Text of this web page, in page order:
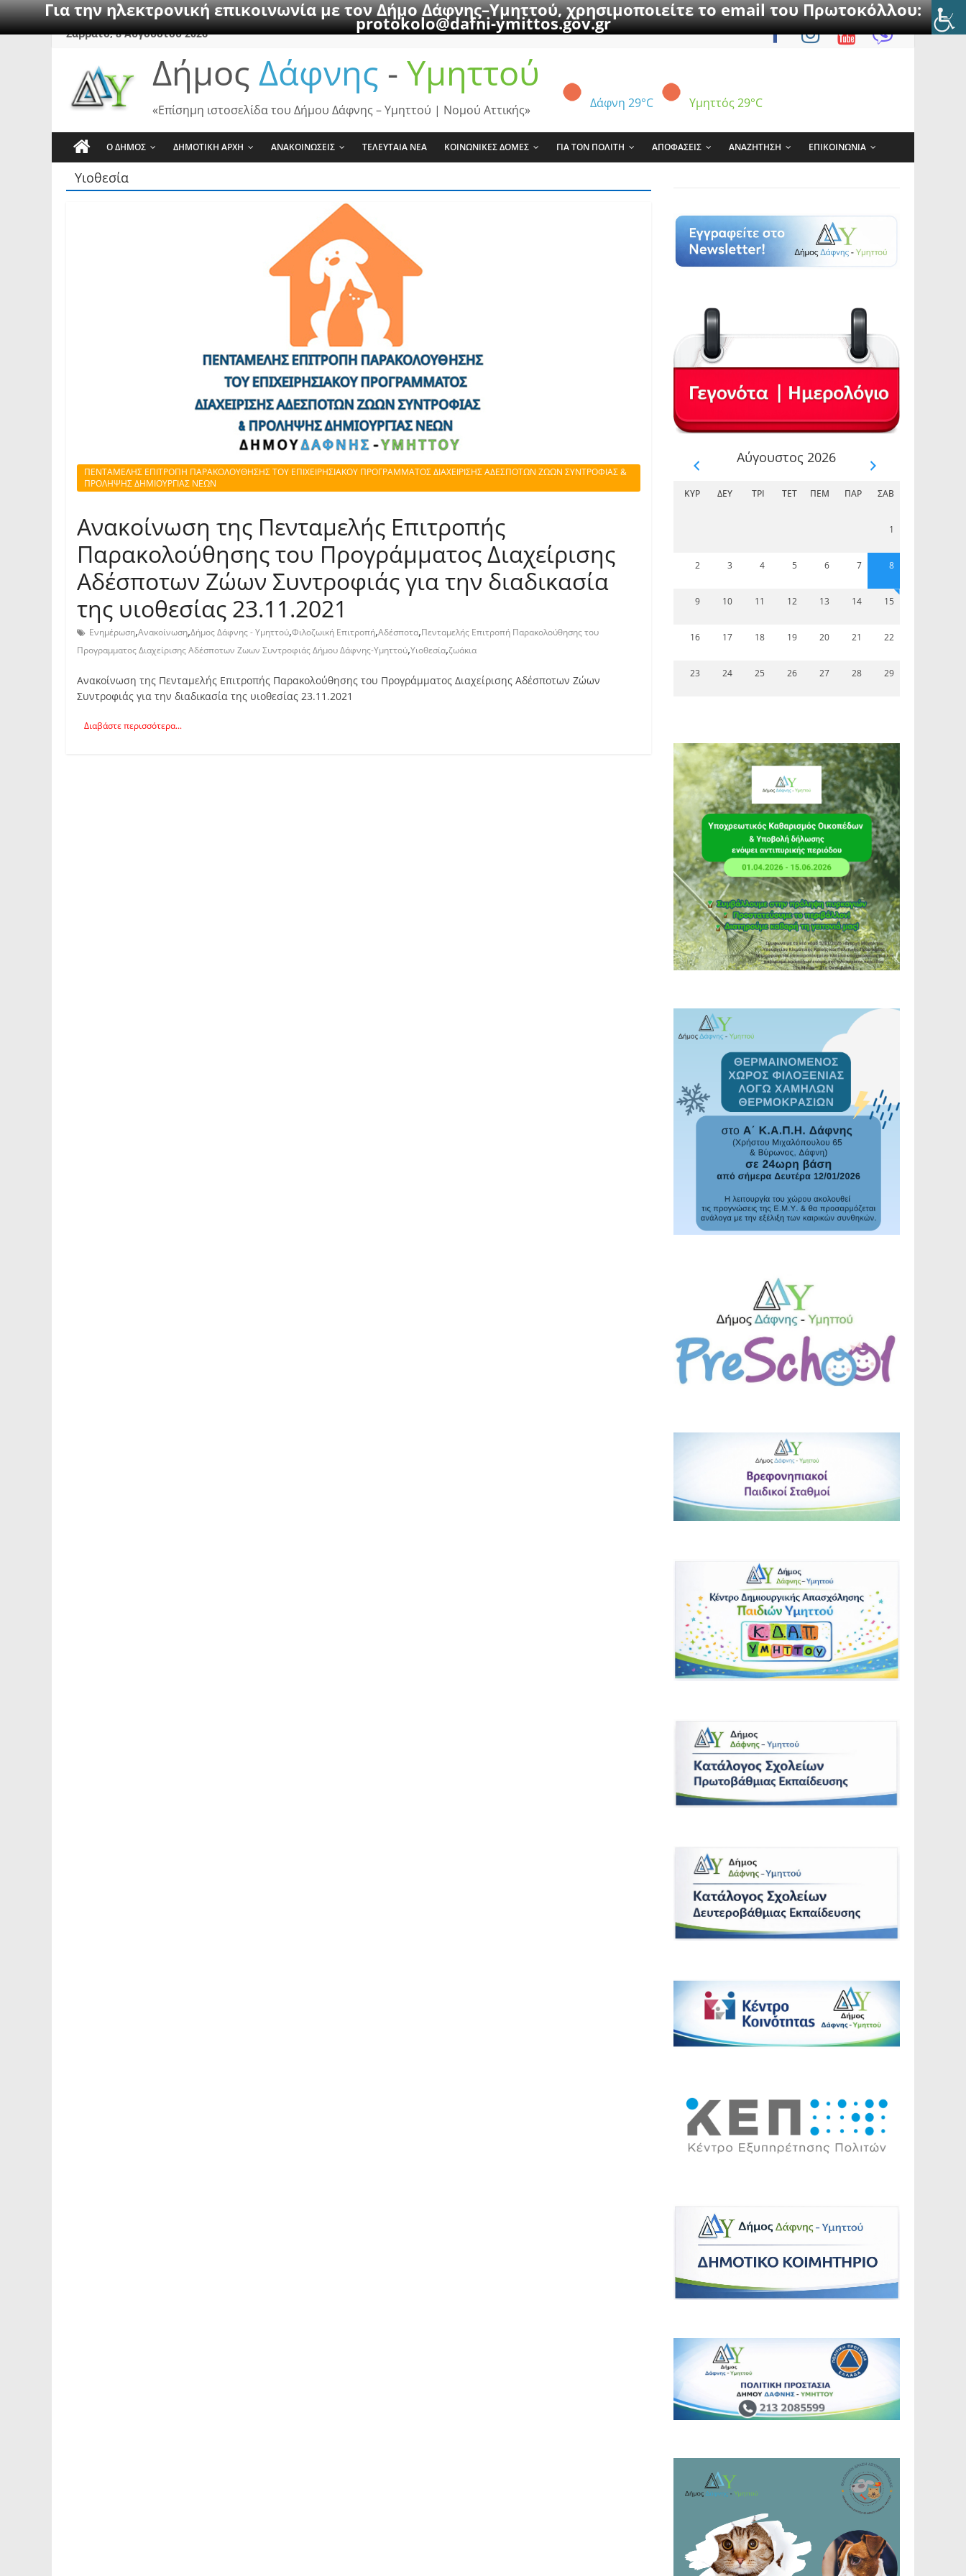
Για την ηλεκτρονική επικοινωνία με τον Δήμο Δάφνης–Υμηττού, χρησιμοποιείτε το email του Πρωτοκόλλου:
protokolo@dafni-ymittos.gov.gr
SkipΣάββατο, 8 Αυγούστου 2026
Δήμος Δάφνης - Υμηττού
Δάφνη 29°C Υμηττός 29°C
«Επίσημη ιστοσελίδα του Δήμου Δάφνης – Υμηττού | Νομού Αττικής»
Ο ΔΗΜΟΣ ΔΗΜΟΤΙΚΗ ΑΡΧΗ ΑΝΑΚΟΙΝΩΣΕΙΣ ΤΕΛΕΥΤΑΙΑ ΝΕΑ ΚΟΙΝΩΝΙΚΕΣ ΔΟΜΕΣ ΓΙΑ ΤΟΝ ΠΟΛΙΤΗ ΑΠΟΦΑΣΕΙΣ ΑΝΑΖΗΤΗΣΗ ΕΠΙΚΟΙΝΩΝΙΑ
Υιοθεσία
ΠΕΝΤΑΜΕΛΗΣ ΕΠΙΤΡΟΠΗ ΠΑΡΑΚΟΛΟΥΘΗΣΗΣ ΤΟΥ ΕΠΙΧΕΙΡΗΣΙΑΚΟΥ ΠΡΟΓΡΑΜΜΑΤΟΣ ΔΙΑΧΕΙΡΙΣΗΣ ΑΔΕΣΠΟΤΩΝ ΖΩΩΝ ΣΥΝΤΡΟΦΙΑΣ &
ΠΡΟΛΗΨΗΣ ΔΗΜΙΟΥΡΓΙΑΣ ΝΕΩΝ
Ανακοίνωση της Πενταμελής Επιτροπής
Παρακολούθησης του Προγράμματος Διαχείρισης
Αδέσποτων Ζώων Συντροφιάς για την διαδικασία
της υιοθεσίας 23.11.2021
Ενημέρωση,Ανακοίνωση,Δήμος Δάφνης - Υμηττού,Φιλοζωική Επιτροπή,Αδέσποτα,Πενταμελής Επιτροπή Παρακολούθησης του
Προγραμματος Διαχείρισης Αδέσποτων Ζωων Συντροφιάς Δήμου Δάφνης-Υμηττού,Υιοθεσία,ζωάκια
Ανακοίνωση της Πενταμελής Επιτροπής Παρακολούθησης του Προγράμματος Διαχείρισης Αδέσποτων Ζώων
Συντροφιάς για την διαδικασία της υιοθεσίας 23.11.2021
Διαβάστε περισσότερα...
Αύγουστος 2026
ΚΥΡ ΔΕΥ ΤΡΊ ΤΕΤ ΠΈΜ ΠΑΡ ΣΆΒ
1
2 3 4 5 6 7 8
9 10 11 12 13 14 15
16 17 18 19 20 21 22
23 24 25 26 27 28 29